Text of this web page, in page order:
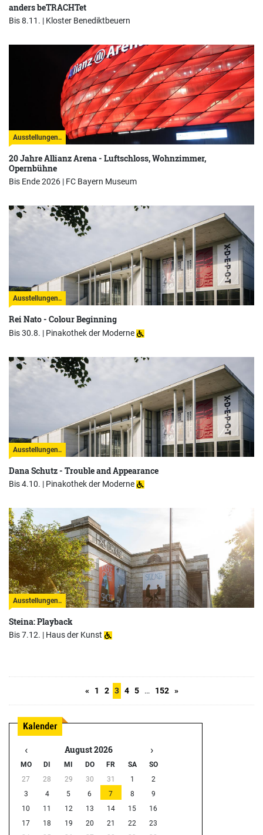
anders beTRACHTet
Bis 8.11. | Kloster Benediktbeuern
Ausstellungen..
20 Jahre Allianz Arena - Luftschloss, Wohnzimmer,
Opernbühne
Bis Ende 2026 | FC Bayern Museum
Ausstellungen..
Rei Nato - Colour Beginning
Bis 30.8. | Pinakothek der Moderne
Ausstellungen..
Dana Schutz - Trouble and Appearance
Bis 4.10. | Pinakothek der Moderne
Ausstellungen..
Steina: Playback
Bis 7.12. | Haus der Kunst
« 1 2 3 4 5 … 152 »
‹ August 2026 ›
MO DI MI DO FR SA
SO
27
28 29 30 31 1
2
3
4 5 6 7 8
9
10
11 12 13 14 15
16
17
18 19 20 21 22
23